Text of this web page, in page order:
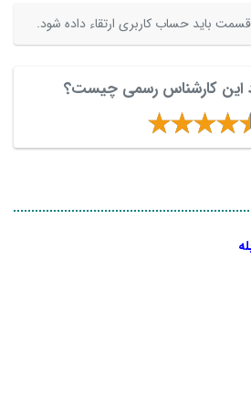
باید حساب کاربری ارتقاء داده شود.
این کارشناس رسمی چیست؟